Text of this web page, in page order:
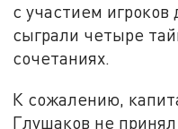
с участием
сыграли четыре
сочетаниях.
К сожалению,
Глушаков не